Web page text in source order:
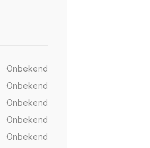
Onbekend
Onbekend
Onbekend
Onbekend
Onbekend